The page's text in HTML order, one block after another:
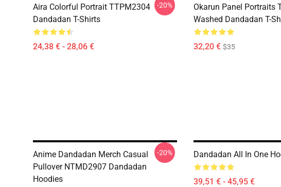
Aira Colorful Portrait TTPM2304
Dandadan T-Shirts
24,38 € - 28,06 €
-20%
Okarun Panel Portraits
Washed Dandadan T-
32,20 € $35
Anime Dandadan Merch Casual
Pullover NTMD2907 Dandadan
Hoodies
-20% Dandadan All In One
39,51 € - 45,95 €